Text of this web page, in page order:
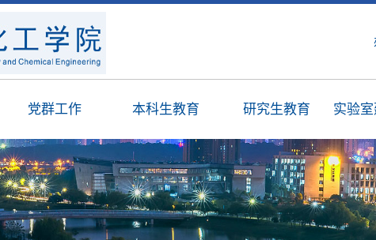
党群工作 本科生教育 研究生教育 实验